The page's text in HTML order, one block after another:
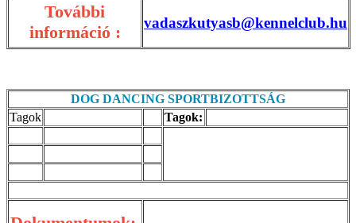
További
információ :
vadaszkutyasb@kennelclub.hu
DOG DANCING SPORTBIZOTTSÁG
Tagok
Tagok: